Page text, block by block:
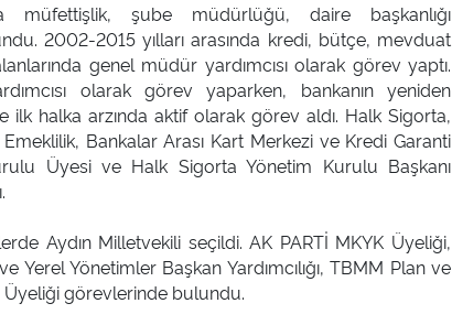
müfettişlik, şube müdürlüğü, daire başkanlığı
2002-2015 yılları arasında kredi, bütçe, mevduat
genel müdür yardımcısı olarak görev yaptı.
olarak görev yaparken, bankanın yeniden
ilk halka arzında aktif olarak görev aldı. Halk Sigorta,
Emeklilik, Bankalar Arası Kart Merkezi ve Kredi Garanti
Üyesi ve Halk Sigorta Yönetim Kurulu Başkanı
Aydın Milletvekili seçildi. AK PARTİ MKYK Üyeliği,
Yerel Yönetimler Başkan Yardımcılığı, TBMM Plan ve
görevlerinde bulundu.